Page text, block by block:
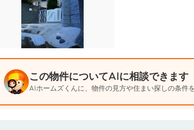
この物件についてAIに相談できます
AIホームズくんに、物件の見方や住まい探しの条件